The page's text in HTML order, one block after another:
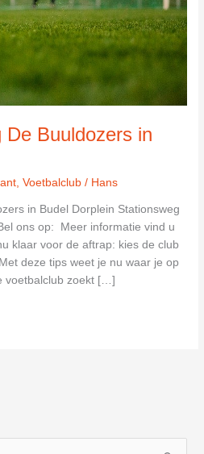
De Buuldozers in
,Voetbalclub / Hans
in Budel Dorplein Stationsweg
ons op: Meer informatie vind u
klaar voor de aftrap: kies de club
deze tips weet je nu waar je op
voetbalclub zoekt […]